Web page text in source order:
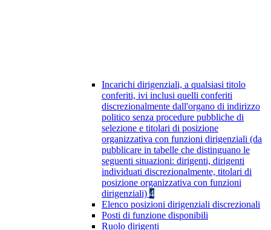
Incarichi dirigenziali, a qualsiasi titolo
conferiti, ivi inclusi quelli conferiti
discrezionalmente dall'organo di indirizzo
politico senza procedure pubbliche di
selezione e titolari di posizione
organizzativa con funzioni dirigenziali (da
pubblicare in tabelle che distinguano le
seguenti situazioni: dirigenti, dirigenti
individuati discrezionalmente, titolari di
posizione organizzativa con funzioni
dirigenziali) 4
Elenco posizioni dirigenziali discrezionali
Posti di funzione disponibili
Ruolo dirigenti